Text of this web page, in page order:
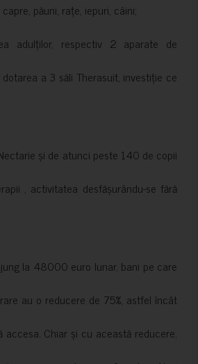
păuni, rațe, iepuri, câini;
adulților, respectiv 2 aparate de
a 3 săli Therasuit, investiție ce
și de atunci peste 140 de copii
, activitatea desfășurându-se fără
la 48000 euro lunar, bani pe care
au o reducere de 75%, astfel încât
Chiar și cu această reducere,